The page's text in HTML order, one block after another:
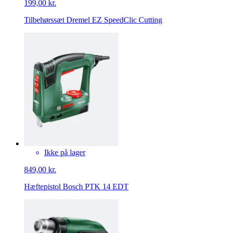
199,00 kr.
Tilbehørssæt Dremel EZ SpeedClic Cutting
Ikke på lager
849,00 kr.
Hæftepistol Bosch PTK 14 EDT